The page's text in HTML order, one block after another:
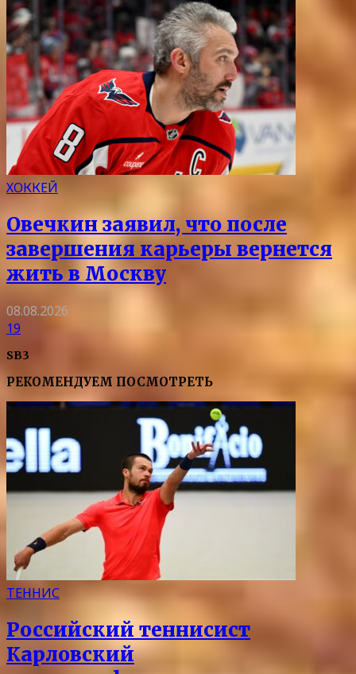
ХОККЕЙ
Овечкин заявил, что после
завершения карьеры вернется
жить в Москву
08.08.2026
19
SB3
РЕКОМЕНДУЕМ ПОСМОТРЕТЬ
ТЕННИС
Российский теннисист
Карловский